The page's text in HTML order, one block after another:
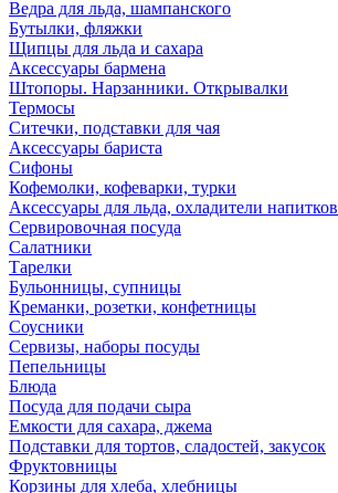
Ведра для льда, шампанского
Бутылки, фляжки
Щипцы для льда и сахара
Аксессуары бармена
Штопоры. Нарзанники. Открывалки
Термосы
Ситечки, подставки для чая
Аксессуары бариста
Сифоны
Кофемолки, кофеварки, турки
Аксессуары для льда, охладители напитков
Сервировочная посуда
Салатники
Тарелки
Бульонницы, супницы
Креманки, розетки, конфетницы
Соусники
Сервизы, наборы посуды
Пепельницы
Блюда
Посуда для подачи сыра
Емкости для сахара, джема
Подставки для тортов, сладостей, закусок
Фруктовницы
Корзины для хлеба, хлебницы